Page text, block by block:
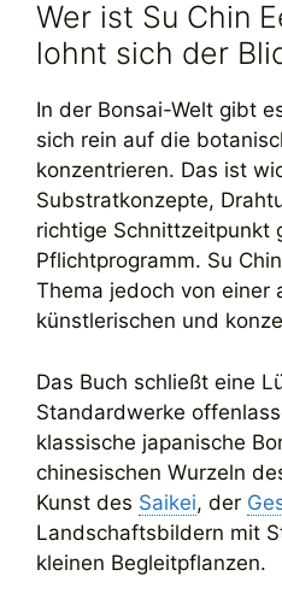
Wer ist Su Chin
lohnt sich der
In der Bonsai-Welt gibt
sich rein auf die
konzentrieren. Das ist
Substratkonzepte,
richtige Schnittzeitpunkt
Pflichtprogramm. Su
Thema jedoch von einer
künstlerischen und
Das Buch schließt eine
Standardwerke
klassische japanische
chinesischen Wurzeln
Kunst des Saikei, der
Landschaftsbildern mit
kleinen Begleitpflanzen.